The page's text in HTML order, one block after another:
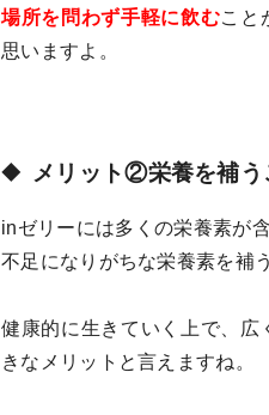
場所を問わず手軽に飲むこと
思いますよ。
メリット②栄養を補う
inゼリーには多くの栄養素が
不足になりがちな栄養素を補
健康的に生きていく上で、
きなメリットと言えますね。